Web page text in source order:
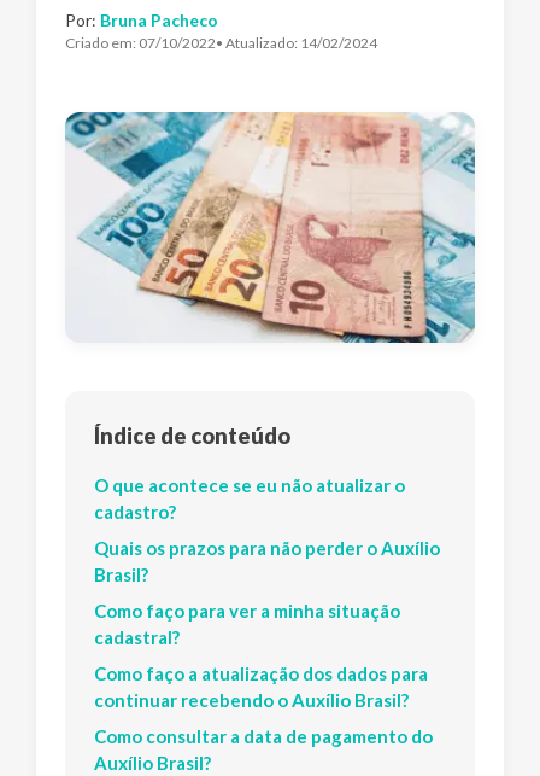
Por: Bruna Pacheco
Criado em: 07/10/2022• Atualizado: 14/02/2024
Índice de conteúdo
O que acontece se eu não atualizar o
cadastro?
Quais os prazos para não perder o Auxílio
Brasil?
Como faço para ver a minha situação
cadastral?
Como faço a atualização dos dados para
continuar recebendo o Auxílio Brasil?
Como consultar a data de pagamento do
Auxílio Brasil?